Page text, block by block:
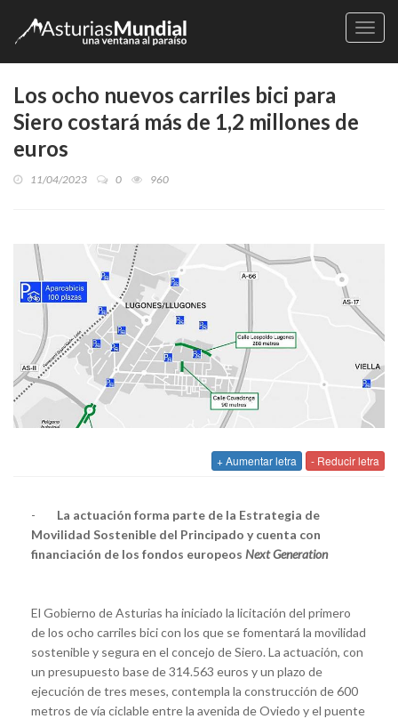
Los ocho nuevos carriles bici para
Siero costará más de 1,2 millones de
euros
11/04/2023 0 960
+ Aumentar letra - Reducir letra
- La actuación forma parte de la Estrategia de
Movilidad Sostenible del Principado y cuenta con
financiación de los fondos europeos Next Generation
El Gobierno de Asturias ha iniciado la licitación del primero
de los ocho carriles bici con los que se fomentará la movilidad
sostenible y segura en el concejo de Siero. La actuación, con
un presupuesto base de 314.563 euros y un plazo de
ejecución de tres meses, contempla la construcción de 600
metros de vía ciclable entre la avenida de Oviedo y el puente